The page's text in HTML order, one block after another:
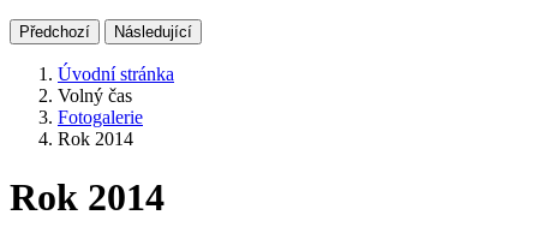
Předchozí Následující
Úvodní stránka
Volný čas
Fotogalerie
Rok 2014
Rok 2014